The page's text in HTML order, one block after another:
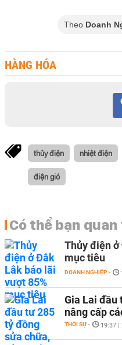
Theo Doanh
HÀNG HÓA
thủy điện nhiệt điện
điện gió
Có thể bạn
Thủy điện
mục tiêu
DOANH NGHIỆP -
Gia Lai đầu
nâng cấp
THỜI SỰ - 19:37